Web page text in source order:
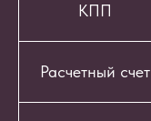
КПП
Расчетный счет